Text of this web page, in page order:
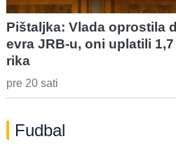
Pištaljka: Vlada oprostila
evra JRB-u, oni uplatili
rika
pre 20 sati
Fudbal